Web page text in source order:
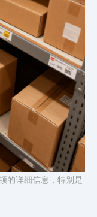
的详细信息，特别是